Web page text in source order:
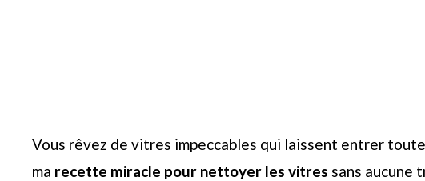
Vous rêvez de vitres impeccables qui laissent entrer
ma recette miracle pour nettoyer les vitres sans aucune